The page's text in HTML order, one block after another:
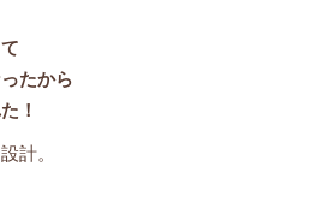
たから
！
計。